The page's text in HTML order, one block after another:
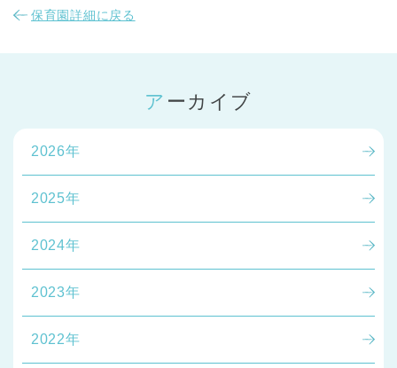
保育園詳細に戻る
アーカイブ
2026年
2025年
2024年
2023年
2022年